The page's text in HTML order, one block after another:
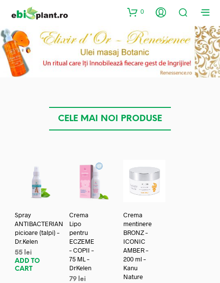
0
CELE MAI NOI PRODUSE
Spray
ANTIBACTERIAN
picioare (talpi) –
Dr.Kelen
55 lei
ADD TO
CART
Crema
Lipo
pentru
ECZEME
– COPII –
75 ML –
DrKelen
79 lei
Crema
mentinere
BRONZ –
ICONIC
AMBER –
200 ml –
Kanu
Nature